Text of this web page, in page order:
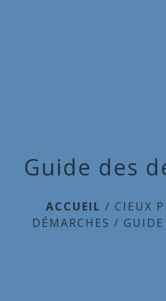
Guide des
ACCUEIL / CIEUX
DÉMARCHES / GUIDE